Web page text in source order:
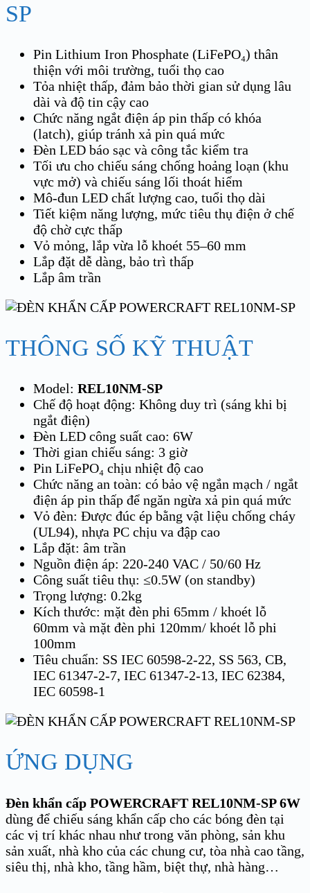
SP
Pin Lithium Iron Phosphate (LiFePO₄) thân
thiện với môi trường, tuổi thọ cao
Tỏa nhiệt thấp, đảm bảo thời gian sử dụng lâu
dài và độ tin cậy cao
Chức năng ngắt điện áp pin thấp có khóa
(latch), giúp tránh xả pin quá mức
Đèn LED báo sạc và công tắc kiểm tra
Tối ưu cho chiếu sáng chống hoảng loạn (khu
vực mở) và chiếu sáng lối thoát hiểm
Mô-đun LED chất lượng cao, tuổi thọ dài
Tiết kiệm năng lượng, mức tiêu thụ điện ở chế
độ chờ cực thấp
Vỏ mỏng, lắp vừa lỗ khoét 55–60 mm
Lắp đặt dễ dàng, bảo trì thấp
Lắp âm trần
THÔNG SỐ KỸ THUẬT
Model: REL10NM-SP
Chế độ hoạt động: Không duy trì (sáng khi bị
ngắt điện)
Đèn LED công suất cao: 6W
Thời gian chiếu sáng: 3 giờ
Pin LiFePO₄ chịu nhiệt độ cao
Chức năng an toàn: có bảo vệ ngắn mạch / ngắt
điện áp pin thấp để ngăn ngừa xả pin quá mức
Vỏ đèn: Được đúc ép bằng vật liệu chống cháy
(UL94), nhựa PC chịu va đập cao
Lắp đặt: âm trần
Nguồn điện áp: 220-240 VAC / 50/60 Hz
Công suất tiêu thụ: ≤0.5W (on standby)
Trọng lượng: 0.2kg
Kích thước: mặt đèn phi 65mm / khoét lỗ
60mm và mặt đèn phi 120mm/ khoét lỗ phi
100mm
Tiêu chuẩn: SS IEC 60598-2-22, SS 563, CB,
IEC 61347-2-7, IEC 61347-2-13, IEC 62384,
IEC 60598-1
ỨNG DỤNG
Đèn khẩn cấp POWERCRAFT REL10NM-SP 6W
dùng để chiếu sáng khẩn cấp cho các bóng đèn tại
các vị trí khác nhau như trong văn phòng, sản khu
sản xuất, nhà kho của các chung cư, tòa nhà cao tầng,
siêu thị, nhà kho, tầng hầm, biệt thự, nhà hàng…